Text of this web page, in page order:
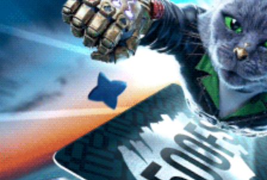
Во время открытого до девятого августа трансферного окна в
Betera-высшей лиге уже совершено немало взаимовыгодных
сделок, но особняком выглядит возвращение в Могилев
Кирилла Цепенкова. Один из наиболее одаренных
футболистов Беларуси, рожденных в XXI веке, вернулся в
альма-матер, где старательно постигал футбольное искусство
в специализированной школе “Днепра”.